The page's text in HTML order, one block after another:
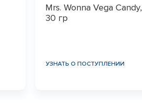
Mrs. Wonna Vega Candy,
30 гр
УЗНАТЬ О ПОСТУПЛЕНИИ